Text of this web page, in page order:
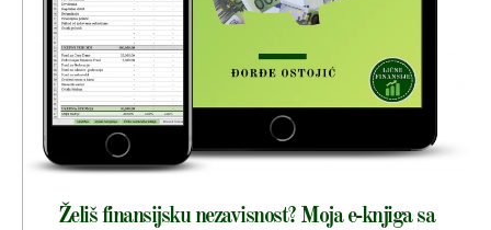
Želiš finansijsku nezavisnost? Moja e-knjiga sa